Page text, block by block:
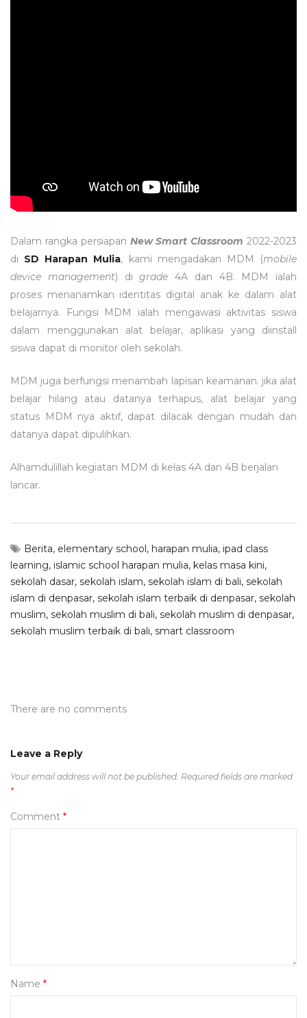
Dalam rangka persiapan New Smart Classroom 2022-2023
di SD Harapan Mulia, kami mengadakan MDM (mobile
device management) digrade 4A dan 4B. MDM ialah
proses menanamkan identitas digital anak ke dalam alat
belajarnya. Fungsi MDM ialah mengawasi aktivitas siswa
dalam menggunakan alat belajar, aplikasi yang diinstall
siswa dapat di monitor oleh sekolah.
MDM juga berfungsi menambah lapisan keamanan. jika alat
belajar hilang atau datanya terhapus, alat belajar yang
status MDM nya aktif, dapat dilacak dengan mudah dan
datanya dapat dipulihkan.
Alhamdulillah kegiatan MDM di kelas 4A dan 4B berjalan
lancar.
Berita, elementary school, harapan mulia, ipad class
learning, islamic school harapan mulia, kelas masa kini,
sekolah dasar, sekolah islam, sekolah islam di bali, sekolah
islam di denpasar, sekolah islam terbaik di denpasar, sekolah
muslim, sekolah muslim di bali, sekolah muslim di denpasar,
sekolah muslim terbaik di bali, smart classroom
There are no comments
Leave a Reply
Your email address will not be published. Required fields are marked
*
Comment *
Name *